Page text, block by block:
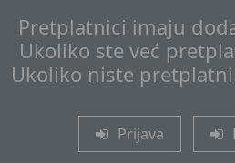
Pretplatnici imaju
Ukoliko ste već
Ukoliko niste
Prijava